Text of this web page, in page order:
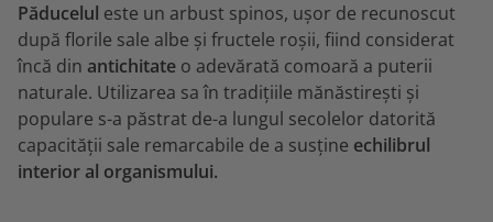
Păducelul este un arbust spinos, ușor de recunoscut
după florile sale albe și fructele roșii, fiind considerat
încă din antichitate o adevărată comoară a puterii
naturale. Utilizarea sa în tradițiile mănăstirești și
populare s-a păstrat de-a lungul secolelor datorită
capacității sale remarcabile de a susține echilibrul
interior al organismului.